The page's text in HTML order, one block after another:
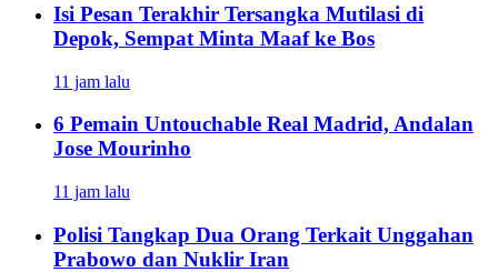
Isi Pesan Terakhir Tersangka Mutilasi di
Depok, Sempat Minta Maaf ke Bos
11 jam lalu
6 Pemain Untouchable Real Madrid, Andalan
Jose Mourinho
11 jam lalu
Polisi Tangkap Dua Orang Terkait Unggahan
Prabowo dan Nuklir Iran